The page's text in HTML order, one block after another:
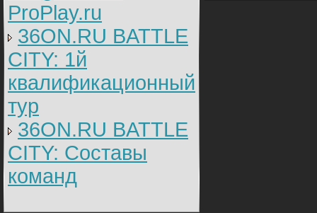
ProPlay.ru
36ON.RU BATTLE
CITY: 1й
квалификационный
тур
36ON.RU BATTLE
CITY: Составы
команд